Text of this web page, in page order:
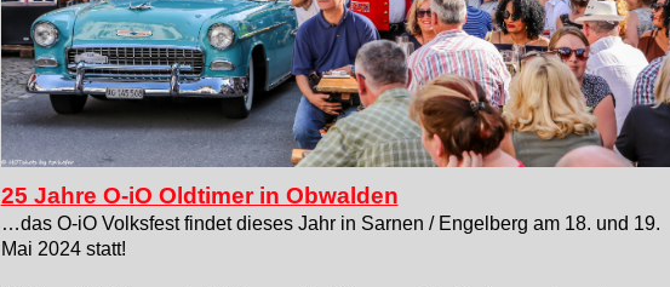
25 Jahre O-iO Oldtimer in Obwalden
…das O-iO Volksfest findet dieses Jahr in Sarnen / Engelberg am 18. und 19.
Mai 2024 statt!